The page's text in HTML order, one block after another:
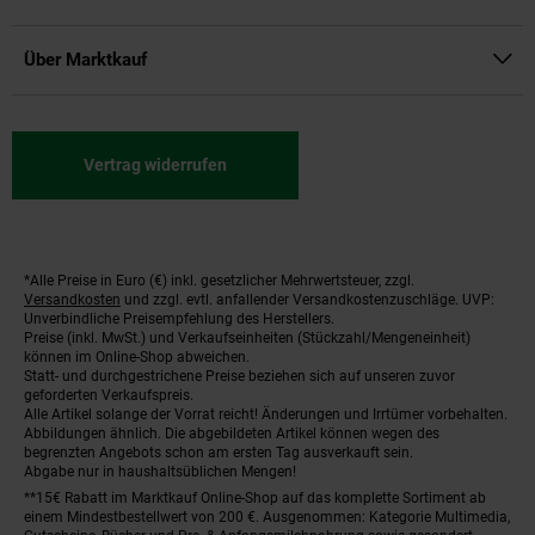
Über Marktkauf
Vertrag widerrufen
Fußnoten
*Alle Preise in Euro (€) inkl. gesetzlicher Mehrwertsteuer, zzgl.
Versandkosten und zzgl. evtl. anfallender Versandkostenzuschläge. UVP:
Unverbindliche Preisempfehlung des Herstellers.
Preise (inkl. MwSt.) und Verkaufseinheiten (Stückzahl/Mengeneinheit)
können im Online-Shop abweichen.
Statt- und durchgestrichene Preise beziehen sich auf unseren zuvor
geforderten Verkaufspreis.
Alle Artikel solange der Vorrat reicht! Änderungen und Irrtümer vorbehalten.
Abbildungen ähnlich. Die abgebildeten Artikel können wegen des
begrenzten Angebots schon am ersten Tag ausverkauft sein.
Abgabe nur in haushaltsüblichen Mengen!
**15€ Rabatt im Marktkauf Online-Shop auf das komplette Sortiment ab
einem Mindestbestellwert von 200 €. Ausgenommen: Kategorie Multimedia,